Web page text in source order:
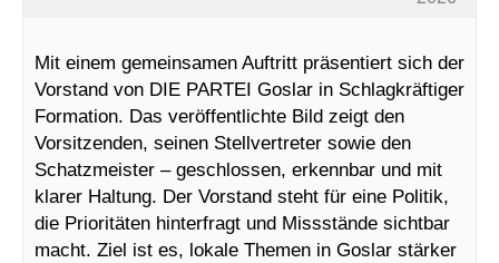
Mit einem gemeinsamen Auftritt präsentiert sich der
Vorstand von DIE PARTEI Goslar in Schlagkräftiger
Formation. Das veröffentlichte Bild zeigt den
Vorsitzenden, seinen Stellvertreter sowie den
Schatzmeister – geschlossen, erkennbar und mit
klarer Haltung. Der Vorstand steht für eine Politik,
die Prioritäten hinterfragt und Missstände sichtbar
macht. Ziel ist es, lokale Themen in Goslar stärker